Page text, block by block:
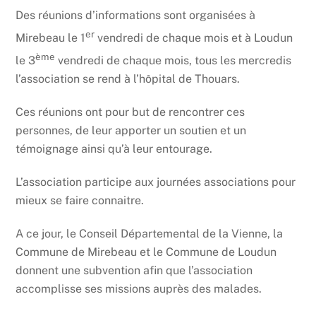
Des réunions d’informations sont organisées à
Mirebeau le 1er vendredi de chaque mois et à Loudun
le 3ème vendredi de chaque mois, tous les mercredis
l’association se rend à l’hôpital de Thouars.
Ces réunions ont pour but de rencontrer ces
personnes, de leur apporter un soutien et un
témoignage ainsi qu’à leur entourage.
L’association participe aux journées associations pour
mieux se faire connaitre.
A ce jour, le Conseil Départemental de la Vienne, la
Commune de Mirebeau et le Commune de Loudun
donnent une subvention afin que l’association
accomplisse ses missions auprès des malades.